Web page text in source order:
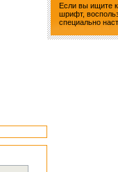
Если вы ищите
шрифт,
специально